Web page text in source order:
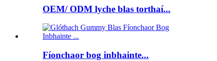
OEM/ ODM lyche blas torthaí...
Fíonchaor bog inbhainte...